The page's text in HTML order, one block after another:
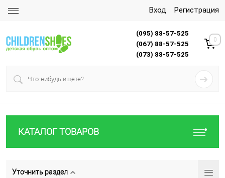
Вход Регистрация
(095) 88-57-525
(067) 88-57-525
(073) 88-57-525
0
КАТАЛОГ ТОВАРОВ
Уточнить раздел